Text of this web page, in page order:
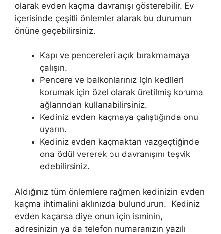
olarak evden kaçma davranışı gösterebilir. Ev
içerisinde çeşitli önlemler alarak bu durumun
önüne geçebilirsiniz.
Kapı ve pencereleri açık bırakmamaya
çalışın.
Pencere ve balkonlarınız için kedileri
korumak için özel olarak üretilmiş koruma
ağlarından kullanabilirsiniz.
Kediniz evden kaçmaya çalıştığında onu
uyarın.
Kediniz evden kaçmaktan vazgeçtiğinde
ona ödül vererek bu davranışını teşvik
edebilirsiniz.
Aldığınız tüm önlemlere rağmen kedinizin evden
kaçma ihtimalini aklınızda bulundurun. Kediniz
evden kaçarsa diye onun için isminin,
adresinizin ya da telefon numaranızın yazılı